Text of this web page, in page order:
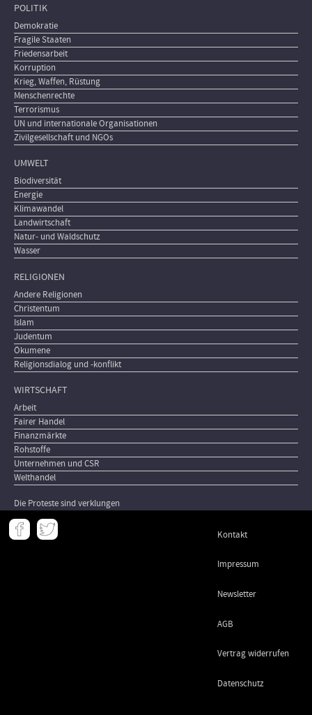
POLITIK
Demokratie
Fragile Staaten
Friedensarbeit
Korruption
Krieg, Waffen, Rüstung
Menschenrechte
Terrorismus
UN und internationale Organisationen
Zivilgesellschaft und NGOs
UMWELT
Biodiversität
Energie
Klimawandel
Landwirtschaft
Natur- und Waldschutz
Wasser
RELIGIONEN
Andere Religionen
Christentum
Islam
Judentum
Ökumene
Religionsdialog und -konflikt
WIRTSCHAFT
Arbeit
Fairer Handel
Finanzmärkte
Rohstoffe
Unternehmen und CSR
Welthandel
Die Proteste sind verklungen
Meta
- Kontakt
Impressum
Newsletter
AGB
Vertrag widerrufen
Datenschutz